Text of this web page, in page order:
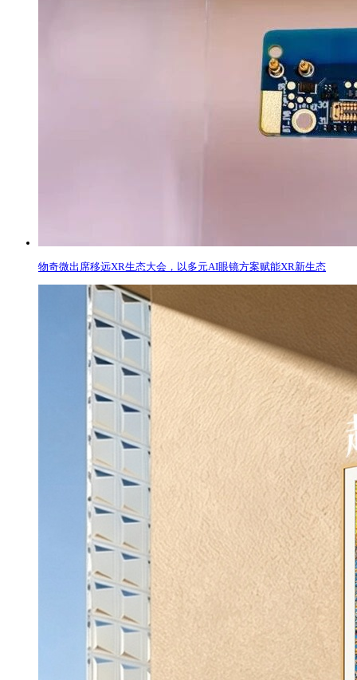
物奇微出席移远XR生态大会，以多元AI眼镜方案赋能XR新生态